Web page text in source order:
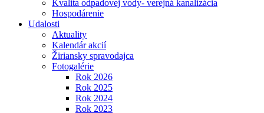
Kvalita odpadovej vody- verejná kanalizácia
Hospodárenie
Udalosti
Aktuality
Kalendár akcií
Žiriansky spravodajca
Fotogalérie
Rok 2026
Rok 2025
Rok 2024
Rok 2023